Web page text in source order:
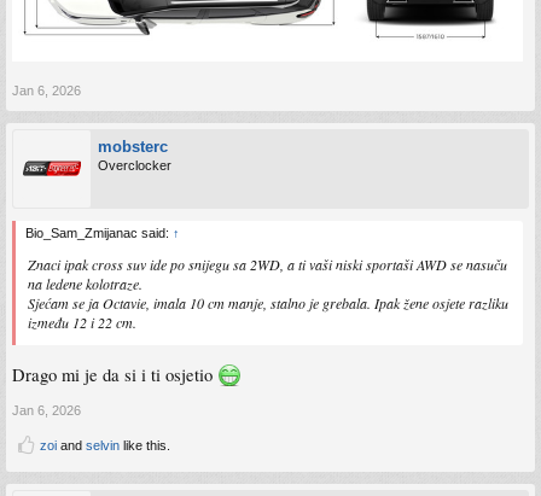
Jan 6, 2026
mobsterc
Overclocker
Bio_Sam_Zmijanac said: ↑
Znaci ipak cross suv ide po snijegu sa 2WD, a ti vaši niski sportaši AWD se nasuču
na ledene kolotraze.
Sjećam se ja Octavie, imala 10 cm manje, stalno je grebala. Ipak žene osjete razliku
između 12 i 22 cm.
Drago mi je da si i ti osjetio
Jan 6, 2026
zoi and selvin like this.